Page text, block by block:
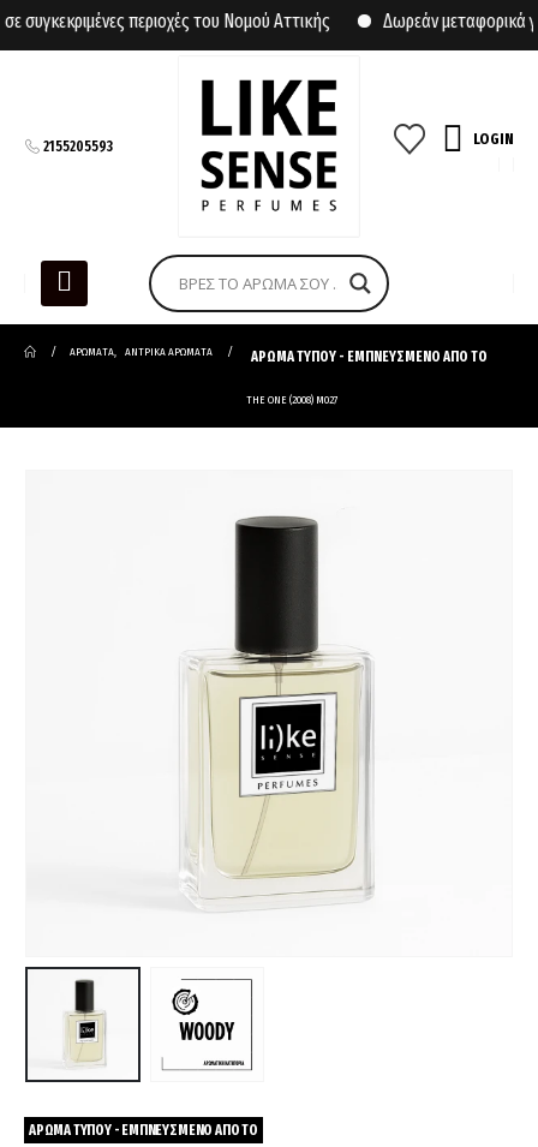
περιοχές του Νομού Αττικής Δωρεάν μεταφορικά για
2155205593 LOGIN
ΑΡΩΜΑΤΑ, ΑΝΤΡΙΚΑ ΑΡΩΜΑΤΑ ΑΡΩΜΑ ΤΥΠΟΥ - ΕΜΠΝΕΥΣΜΕΝΟ ΑΠΟ ΤΟ
THE ONE (2008) M027
ΑΡΩΜΑ ΤΥΠΟΥ - ΕΜΠΝΕΥΣΜΕΝΟ ΑΠΟ ΤΟ